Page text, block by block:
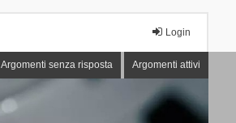
Login
Argomenti senza risposta Argomenti attivi